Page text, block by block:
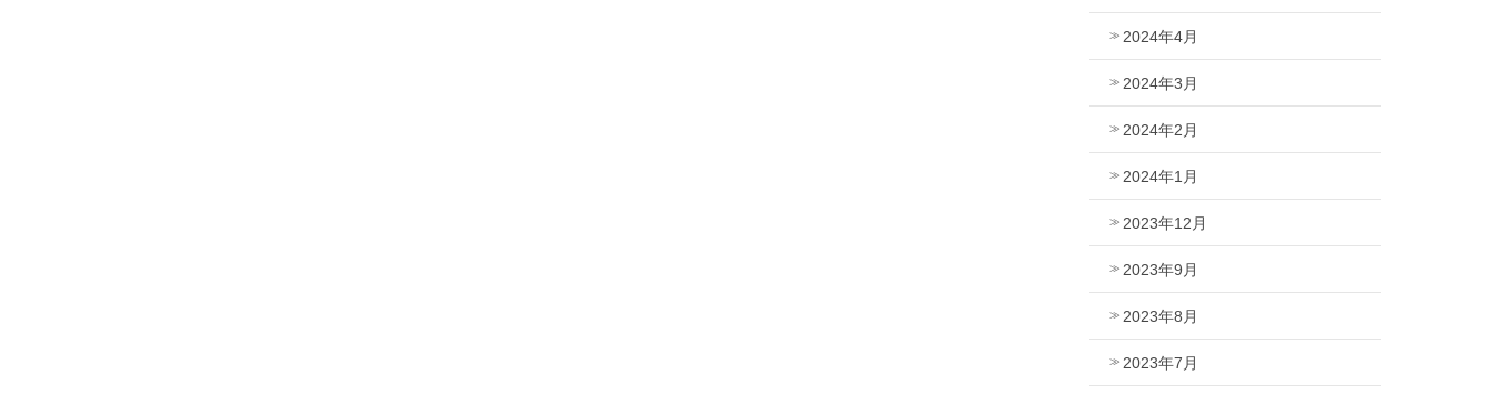
2024年4月
2024年3月
2024年2月
2024年1月
2023年12月
2023年9月
2023年8月
2023年7月